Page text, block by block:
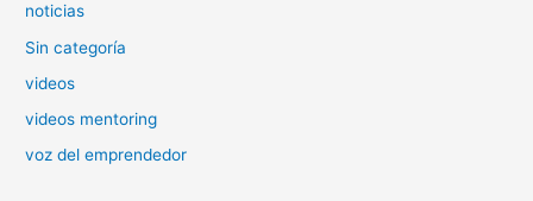
noticias
Sin categoría
videos
videos mentoring
voz del emprendedor